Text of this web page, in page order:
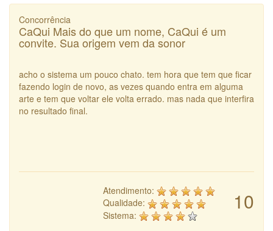
Concorrência
CaQui Mais do que um nome, CaQui é um
convite. Sua origem vem da sonor
acho o sistema um pouco chato. tem hora que tem que ficar
fazendo login de novo, as vezes quando entra em alguma
arte e tem que voltar ele volta errado. mas nada que interfira
no resultado final.
10
Atendimento:
Qualidade:
Sistema: